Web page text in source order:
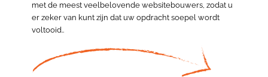
met de meest veelbelovende websitebouwers, zodat u
er zeker van kunt zijn dat uw opdracht soepel wordt
voltooid..